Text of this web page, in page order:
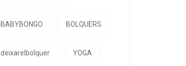
BABYBONGO BOLQUERS
deixarelbolquer YOGA